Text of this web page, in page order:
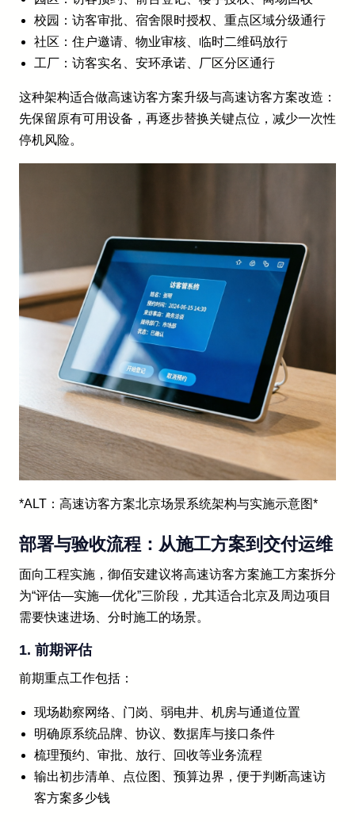
校园：访客审批、宿舍限时授权、重点区域分级通行
社区：住户邀请、物业审核、临时二维码放行
工厂：访客实名、安环承诺、厂区分区通行
这种架构适合做高速访客方案升级与高速访客方案改造：
先保留原有可用设备，再逐步替换关键点位，减少一次性
停机风险。
*ALT：高速访客方案北京场景系统架构与实施示意图*
部署与验收流程：从施工方案到交付运维
面向工程实施，御佰安建议将高速访客方案施工方案拆分
为“评估—实施—优化”三阶段，尤其适合北京及周边项目
需要快速进场、分时施工的场景。
1. 前期评估
前期重点工作包括：
现场勘察网络、门岗、弱电井、机房与通道位置
明确原系统品牌、协议、数据库与接口条件
梳理预约、审批、放行、回收等业务流程
输出初步清单、点位图、预算边界，便于判断高速访
客方案多少钱